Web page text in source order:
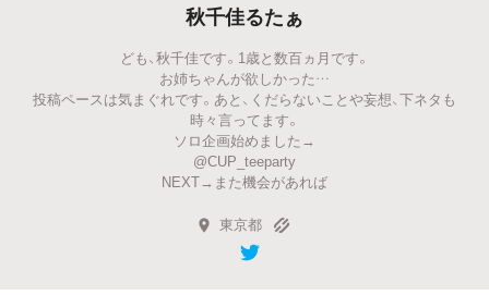
秋千佳るたぁ
ども、秋千佳です。1歳と数百ヵ月です。
お姉ちゃんが欲しかった…
投稿ペースは気まぐれです。あと、くだらないことや妄想、下ネタも
時々言ってます。
ソロ企画始めました→
@CUP_teeparty
NEXT→また機会があれば
東京都